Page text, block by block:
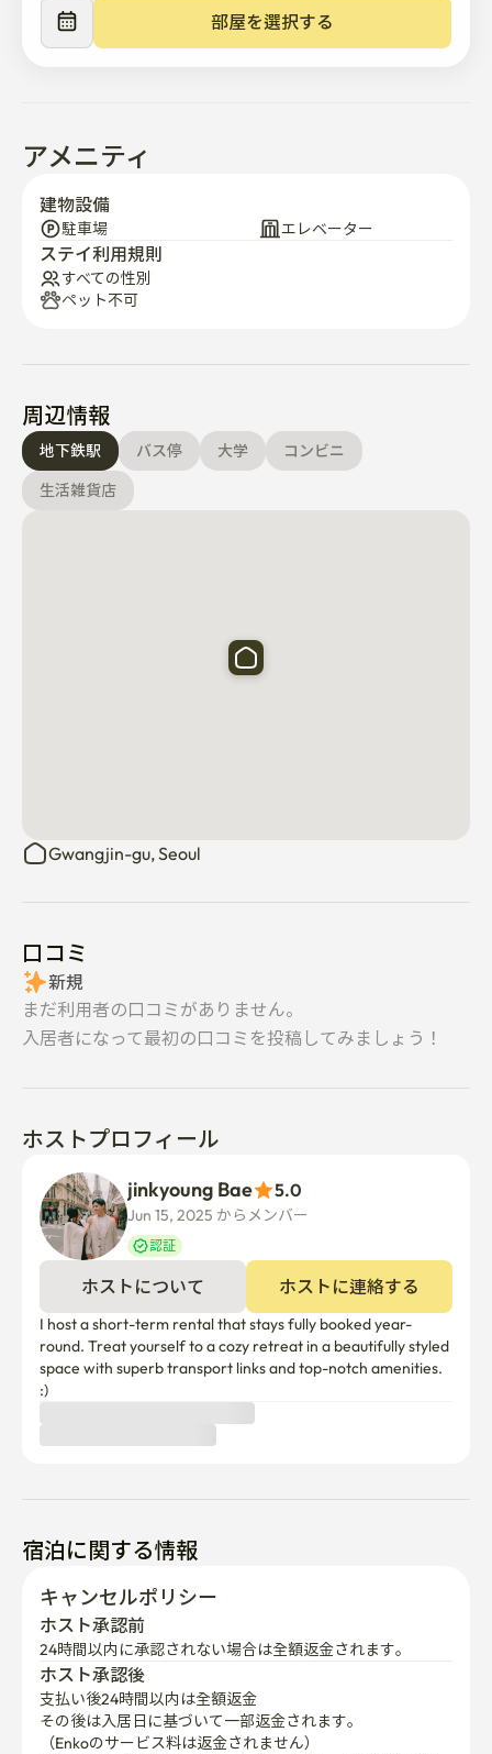
部屋を選択する
アメニティ
建物設備
駐車場 エレベーター
ステイ利用規則
すべての性別
ペット不可
周辺情報
地下鉄駅 バス停 大学
コンビニ
生活雑貨店
Gwangjin-gu, Seoul
口コミ
新規
まだ利用者の口コミがありません。
入居者になって最初の口コミを投稿してみましょう！
ホストプロフィール
jinkyoung Bae 5.0
Jun 15, 2025 からメンバー
認証
ホストについて ホストに連絡する
I host a short-term rental that stays fully booked year-
round. Treat yourself to a cozy retreat in a beautifully styled
space with superb transport links and top-notch amenities.
:)
宿泊に関する情報
キャンセルポリシー
ホスト承認前
24時間以内に承認されない場合は全額返金されます。
ホスト承認後
支払い後24時間以内は全額返金
その後は入居日に基づいて一部返金されます。
（Enkoのサービス料は返金されません）